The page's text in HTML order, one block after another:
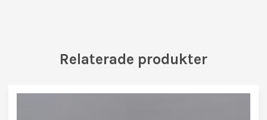
Relaterade produkter